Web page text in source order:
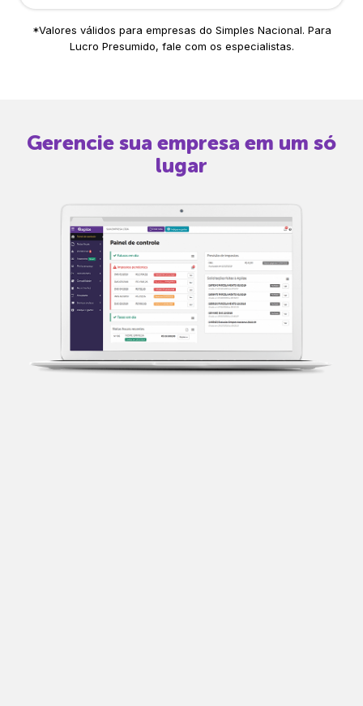
*Valores válidos para empresas do Simples Nacional. Para
Lucro Presumido, fale com os especialistas.
Gerencie sua empresa em um só
lugar